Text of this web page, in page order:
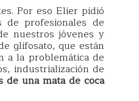
Por eso Elier pidió
profesionales de
nuestros jóvenes y
glifosato, que están
a la problemática de
industrialización de
de una mata de coca